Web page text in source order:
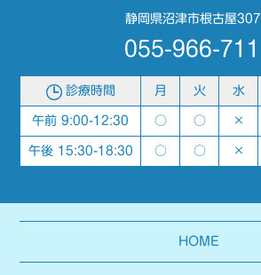
静岡県沼津市根古屋
055-966-
診療時間 月 火 水
午前 9:00-12:30 ○ ○ ×
午後 15:30-18:30 ○ ○ ×
HOME